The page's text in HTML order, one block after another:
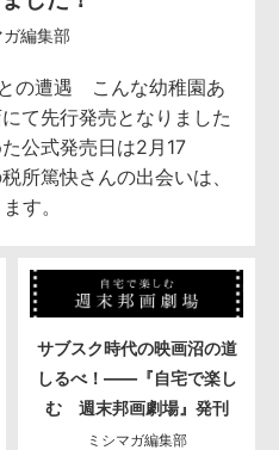
ガ編集部
の遭遇 こんな幼稚園あ
て先行発売となりました
公式発売日は2月17
所篤快さんの出会いは、
す。
サブスク時代の映画沼の道
しるべ！――『自宅で楽し
む 週末邦画劇場』発刊
ミシマガ編集部